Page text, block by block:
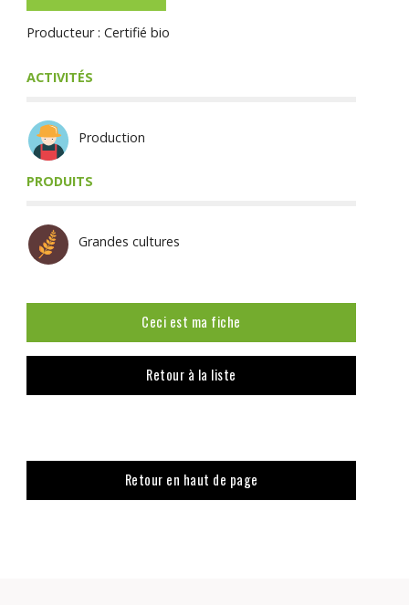
Producteur : Certifié bio
ACTIVITÉS
Production
PRODUITS
Grandes cultures
Ceci est ma fiche
Retour à la liste
Retour en haut de page